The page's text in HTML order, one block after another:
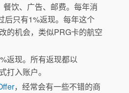
饮、广告、邮费。每年消
后只有1%返现。每年这个
的机会，类似PRG卡的航空
返现。所有返现都以
打入账户。
，经常会有一些不错的商